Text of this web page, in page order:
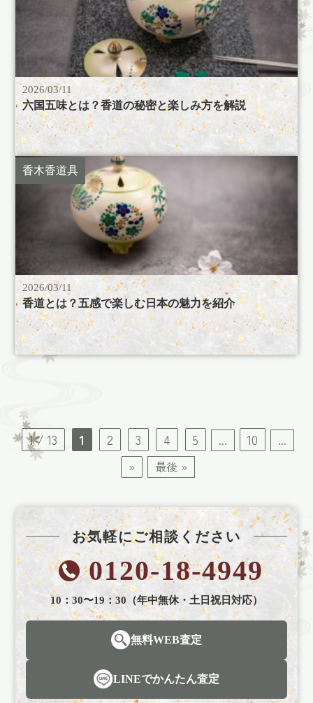
2026/03/11
六国五味とは？香道の秘密と楽しみ方を解説
香木香道具
2026/03/11
香道とは？五感で楽しむ日本の魅力を紹介
1 / 13 1 2 3 4 5 ... 10
...
»
最後 »
お気軽にご相談ください
0120-18-4949
10：30〜19：30（年中無休・土日祝日対応）
無料WEB査定
LINEでかんたん査定